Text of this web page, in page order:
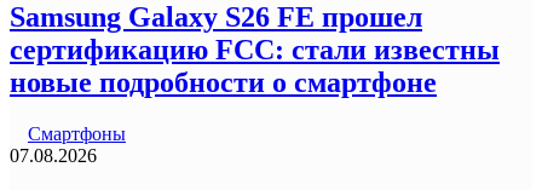
Samsung Galaxy S26 FE прошел
сертификацию FCC: стали известны
новые подробности о смартфоне
Смартфоны
07.08.2026